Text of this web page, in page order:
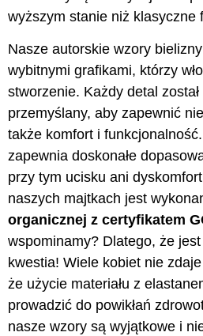
wyższym stanie niż klasyczne
Nasze autorskie wzory
wybitnymi grafikami, którzy
stworzenie. Każdy detal
przemyślany, aby zapewnić
także komfort i
zapewnia doskonałe
przy tym ucisku ani
naszych majtkach jest
organicznej z certyfikatem
wspominamy? Dlatego, że
kwestia! Wiele kobiet nie
że użycie materiału z
prowadzić do powikłań
nasze wzory są wyjątkowe i